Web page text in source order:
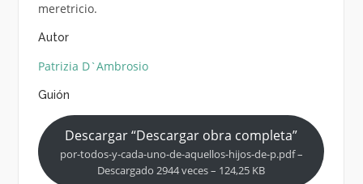
meretricio.
Autor
Patrizia D`Ambrosio
Guión
Descargar “Descargar obra completa”
por-todos-y-cada-uno-de-aquellos-hijos-de-p.pdf –
Descargado 2944 veces – 124,25 KB